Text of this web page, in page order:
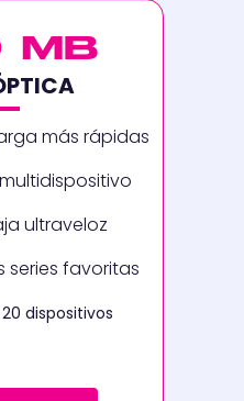
MB
más rápidas
ultraveloz
series favoritas
dispositivos